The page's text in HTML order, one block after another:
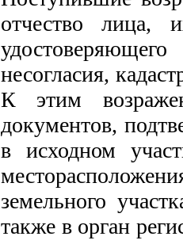
отчество лица,
несогласия,
К этим
документов,
в исходном
земельного
также в орган